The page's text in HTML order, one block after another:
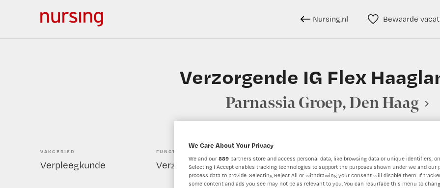
Nursing.nl Bewaarde
Verzorgende IG Flex
Parnassia Groep, Den Haag
VAKGEBIED
Verpleegkunde
FUNCTIE
Verzorgende IG Zelfstandige kliniek Niet nader
We Care About Your Privacy
We and our 889 partners store and access personal data, like browsing data or unique identifiers,
Selecting I Accept enables tracking technologies to support the purposes shown under we and our
process data to provide. Selecting Reject All or withdrawing your consent will disable them. If
some content and ads you see may not be as relevant to you. You can resurface this menu to